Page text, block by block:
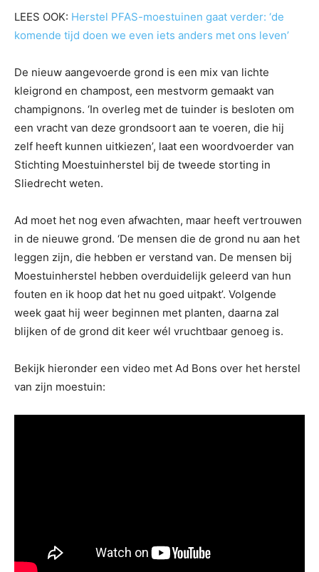
LEES OOK: Herstel PFAS-moestuinen gaat verder: ‘de
komende tijd doen we even iets anders met ons leven’
De nieuw aangevoerde grond is een mix van lichte
kleigrond en champost, een mestvorm gemaakt van
champignons. ‘In overleg met de tuinder is besloten om
een vracht van deze grondsoort aan te voeren, die hij
zelf heeft kunnen uitkiezen’, laat een woordvoerder van
Stichting Moestuinherstel bij de tweede storting in
Sliedrecht weten.
Ad moet het nog even afwachten, maar heeft vertrouwen
in de nieuwe grond. ‘De mensen die de grond nu aan het
leggen zijn, die hebben er verstand van. De mensen bij
Moestuinherstel hebben overduidelijk geleerd van hun
fouten en ik hoop dat het nu goed uitpakt’. Volgende
week gaat hij weer beginnen met planten, daarna zal
blijken of de grond dit keer wél vruchtbaar genoeg is.
Bekijk hieronder een video met Ad Bons over het herstel
van zijn moestuin: